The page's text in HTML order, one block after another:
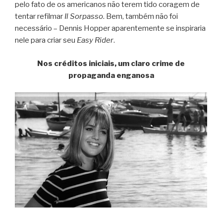
pelo fato de os americanos não terem tido coragem de
tentar refilmar Il Sorpasso. Bem, também não foi
necessário – Dennis Hopper aparentemente se inspiraria
nele para criar seu Easy Rider.
Nos créditos iniciais, um claro crime de
propaganda enganosa